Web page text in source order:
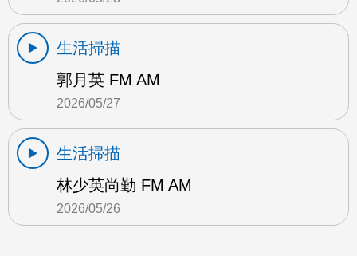
生活掃描
郭月英 FM AM
2026/05/27
生活掃描
林少英尚勤 FM AM
2026/05/26